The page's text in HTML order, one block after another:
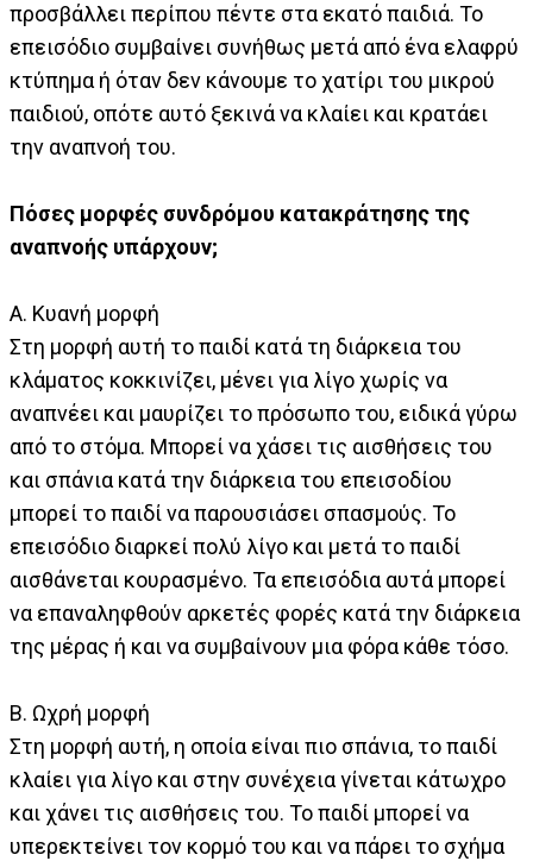
προσβάλλει περίπου πέντε στα εκατό παιδιά. Το
επεισόδιο συμβαίνει συνήθως μετά από ένα ελαφρύ
κτύπημα ή όταν δεν κάνουμε το χατίρι του μικρού
παιδιού, οπότε αυτό ξεκινά να κλαίει και κρατάει
την αναπνοή του.
Πόσες μορφές συνδρόμου κατακράτησης της
αναπνοής υπάρχουν;
Α. Κυανή μορφή
Στη μορφή αυτή το παιδί κατά τη διάρκεια του
κλάματος κοκκινίζει, μένει για λίγο χωρίς να
αναπνέει και μαυρίζει το πρόσωπο του, ειδικά γύρω
από το στόμα. Μπορεί να χάσει τις αισθήσεις του
και σπάνια κατά την διάρκεια του επεισοδίου
μπορεί το παιδί να παρουσιάσει σπασμούς. Το
επεισόδιο διαρκεί πολύ λίγο και μετά το παιδί
αισθάνεται κουρασμένο. Τα επεισόδια αυτά μπορεί
να επαναληφθούν αρκετές φορές κατά την διάρκεια
της μέρας ή και να συμβαίνουν μια φόρα κάθε τόσο.
Β. Ωχρή μορφή
Στη μορφή αυτή, η οποία είναι πιο σπάνια, το παιδί
κλαίει για λίγο και στην συνέχεια γίνεται κάτωχρο
και χάνει τις αισθήσεις του. Το παιδί μπορεί να
υπερεκτείνει τον κορμό του και να πάρει το σχήμα